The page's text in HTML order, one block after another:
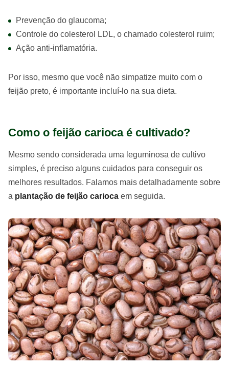
Prevenção do glaucoma;
Controle do colesterol LDL, o chamado colesterol ruim;
Ação anti-inflamatória.
Por isso, mesmo que você não simpatize muito com o
feijão preto, é importante incluí-lo na sua dieta.
Como o feijão carioca é cultivado?
Mesmo sendo considerada uma leguminosa de cultivo
simples, é preciso alguns cuidados para conseguir os
melhores resultados. Falamos mais detalhadamente sobre
a plantação de feijão carioca em seguida.